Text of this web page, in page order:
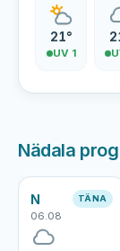
21°
UV 1
Nädala
N
06.08
TÄNA